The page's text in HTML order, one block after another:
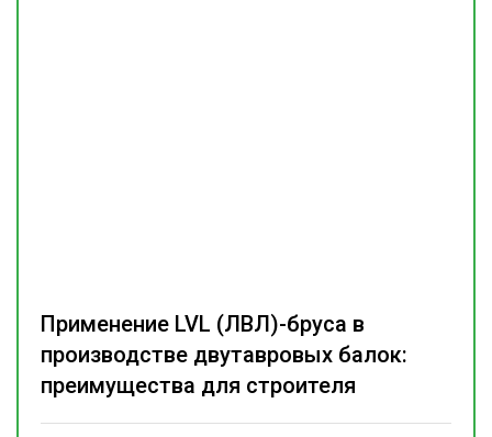
Применение LVL (ЛВЛ)-бруса в
производстве двутавровых балок:
преимущества для строителя